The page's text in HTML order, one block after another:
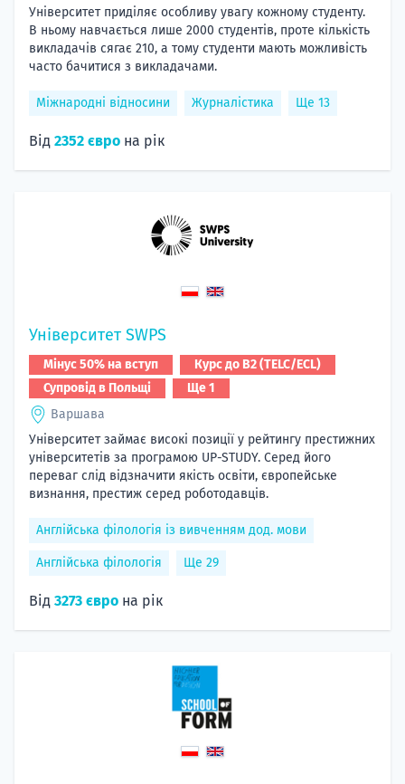
Університет приділяє особливу увагу кожному студенту.
В ньому навчається лише 2000 студентів, проте кількість
викладачів сягає 210, а тому студенти мають можливість
часто бачитися з викладачами.
Міжнародні відносини Журналістика Ще 13
Від 2352 євро на рік
Університет SWPS
Мінус 50% на вступ
Курс до B2 (TELC/ECL)
Супровід в Польщі
Ще 1
Варшава
Університет займає високі позиції у рейтингу престижних
університетів за програмою UP-STUDY. Серед його
переваг слід відзначити якість освіти, європейське
визнання, престиж серед роботодавців.
Англійська філологія із вивченням дод. мови
Англійська філологія Ще 29
Від 3273 євро на рік